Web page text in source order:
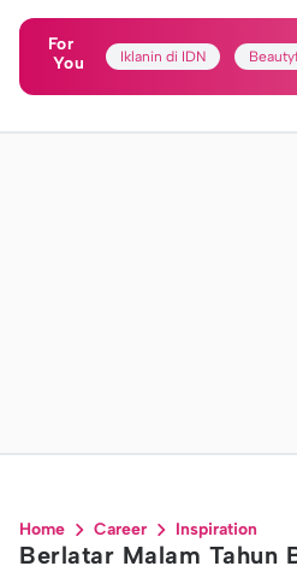
For
You
Iklanin di IDN
Home Career Inspiration
Berlatar Malam Tahun